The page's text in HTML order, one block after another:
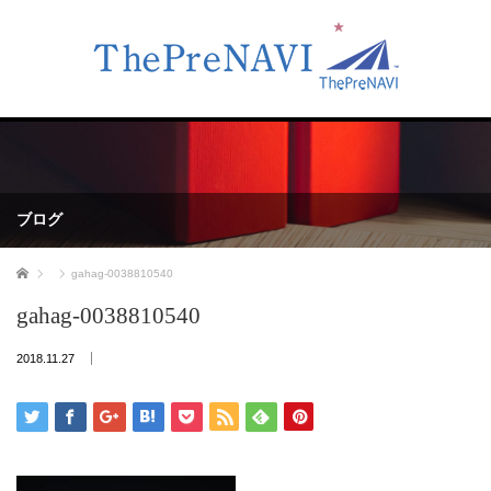
ブログ
ホーム gahag-0038810540
gahag-0038810540
2018.11.27